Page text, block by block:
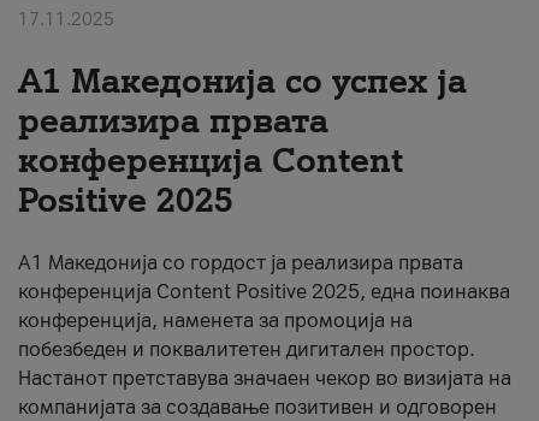
#ПодобарОнлајн
17.11.2025
А1 Македонија со успех ја
реализира првата
конференција Content
Positive 2025
А1 Македонија со гордост ја реализира првата
конференција Content Positive 2025, една поинаква
конференција, наменета за промоција на
побезбеден и поквалитетен дигитален простор.
Настанот претставува значаен чекор во визијата на
компанијата за создавање позитивен и одговорен